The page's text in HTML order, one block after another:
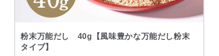
粉末万能だし 40g【風味豊かな万能だし粉末
タイプ】